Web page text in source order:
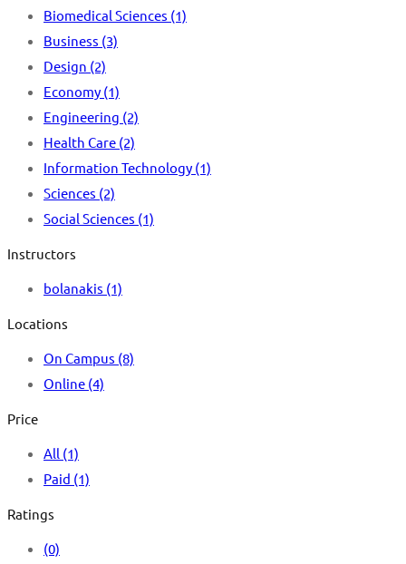
Biomedical Sciences (1)
Business (3)
Design (2)
Economy (1)
Engineering (2)
Health Care (2)
Information Technology (1)
Sciences (2)
Social Sciences (1)
Instructors
bolanakis (1)
Locations
On Campus (8)
Online (4)
Price
All (1)
Paid (1)
Ratings
(0)